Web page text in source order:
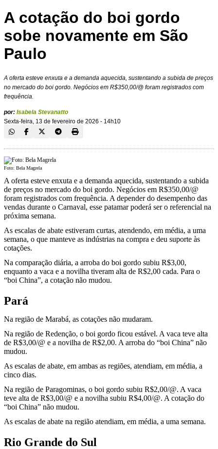
A cotação do boi gordo
sobe novamente em São
Paulo
A oferta esteve enxuta e a demanda aquecida, sustentando a subida de preços
no mercado do boi gordo. Negócios em R$350,00/@ foram registrados com
frequência.
por: Isabela Stevanatto
Sexta-feira, 13 de fevereiro de 2026 - 14h10
Foto: Bela Magrela
A oferta esteve enxuta e a demanda aquecida, sustentando a subida
de preços no mercado do boi gordo. Negócios em R$350,00/@
foram registrados com frequência. A depender do desempenho das
vendas durante o Carnaval, esse patamar poderá ser o referencial na
próxima semana.
As escalas de abate estiveram curtas, atendendo, em média, a uma
semana, o que manteve as indústrias na compra e deu suporte às
cotações.
Na comparação diária, a arroba do boi gordo subiu R$3,00,
enquanto a vaca e a novilha tiveram alta de R$2,00 cada. Para o
“boi China”, a cotação não mudou.
Pará
Na região de Marabá, as cotações não mudaram.
Na região de Redenção, o boi gordo ficou estável. A vaca teve alta
de R$3,00/@ e a novilha de R$2,00. A arroba do “boi China” não
mudou.
As escalas de abate, em ambas as regiões, atendiam, em média, a
cinco dias.
Na região de Paragominas, o boi gordo subiu R$2,00/@. A vaca
teve alta de R$3,00/@ e a novilha subiu R$4,00/@. A cotação do
“boi China” não mudou.
As escalas de abate na região atendiam, em média, a uma semana.
Rio Grande do Sul